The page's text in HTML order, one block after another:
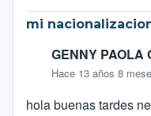
mi
GENNY PAOLA
Hace 13 años 8
hola buenas tardes